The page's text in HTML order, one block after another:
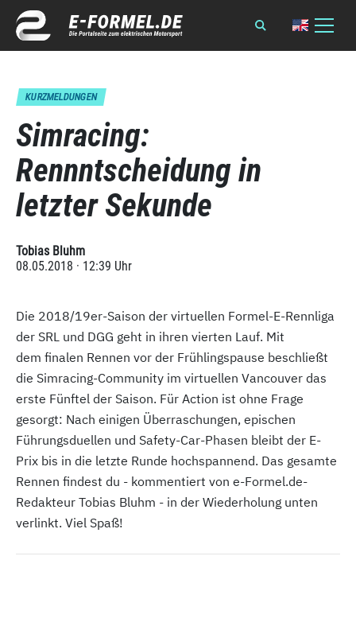
KURZMELDUNGEN
Simracing:
Rennntscheidung in
letzter Sekunde
Tobias Bluhm
08.05.2018 · 12:39 Uhr
Die 2018/19er-Saison der virtuellen Formel-E-Rennliga
der SRL und DGG geht in ihren vierten Lauf. Mit
dem finalen Rennen vor der Frühlingspause beschließt
die Simracing-Community im virtuellen Vancouver das
erste Fünftel der Saison. Für Action ist ohne Frage
gesorgt: Nach einigen Überraschungen, epischen
Führungsduellen und Safety-Car-Phasen bleibt der E-
Prix bis in die letzte Runde hochspannend. Das gesamte
Rennen findest du - kommentiert von e-Formel.de-
Redakteur Tobias Bluhm - in der Wiederholung unten
verlinkt. Viel Spaß!